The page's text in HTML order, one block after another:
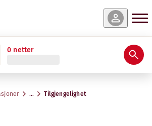
0 netter
… Tilgjengelighet